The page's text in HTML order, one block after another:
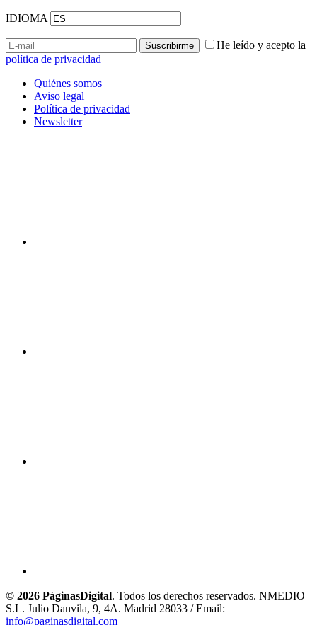
IDIOMA
He leído y acepto la
política de privacidad
Quiénes somos
Aviso legal
Política de privacidad
Newsletter
© 2026 PáginasDigital. Todos los derechos reservados. NMEDIO
S.L. Julio Danvila, 9, 4A. Madrid 28033 / Email:
info@paginasdigital.com